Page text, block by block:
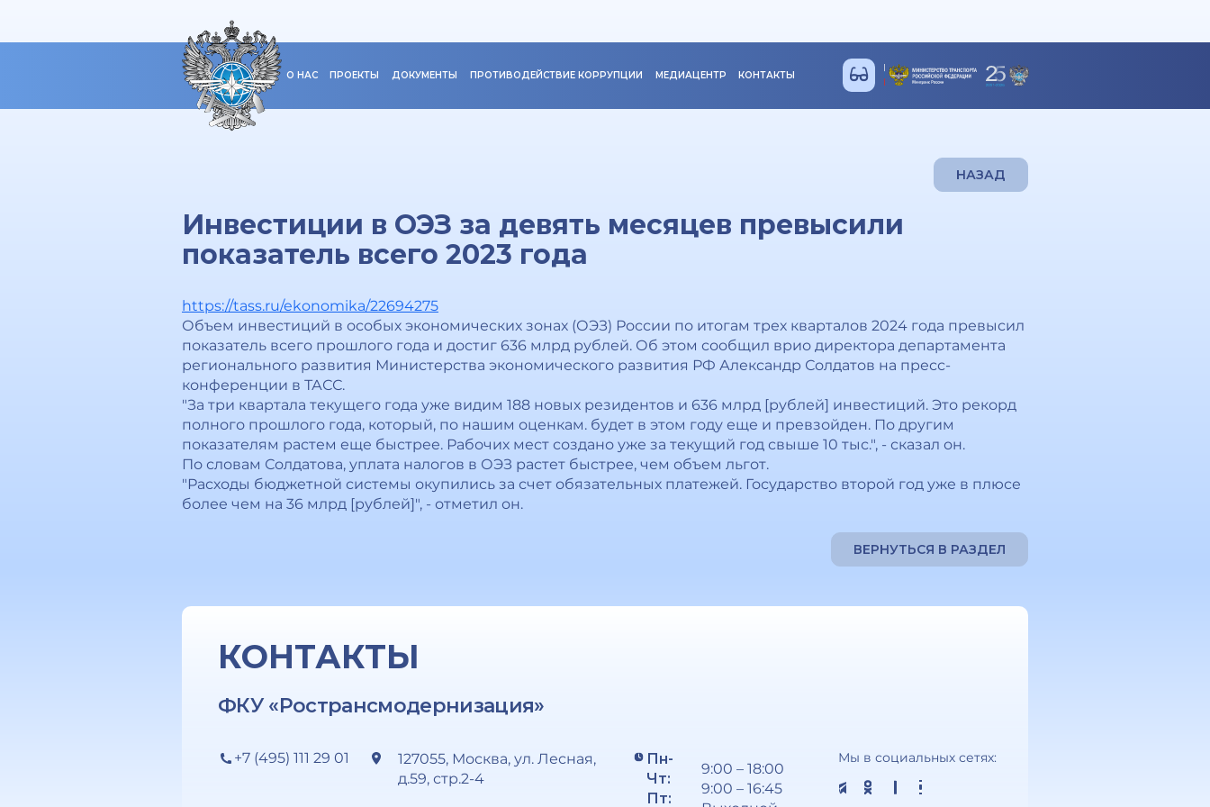
О НАС ПРОЕКТЫ ДОКУМЕНТЫ ПРОТИВОДЕЙСТВИЕ КОРРУПЦИИ МЕДИАЦЕНТР КОНТАКТЫ
НАЗАД
Инвестиции в ОЭЗ за девять месяцев превысили
показатель всего 2023 года
https://tass.ru/ekonomika/22694275
Объем инвестиций в особых экономических зонах (ОЭЗ) России по итогам трех кварталов 2024 года превысил
показатель всего прошлого года и достиг 636 млрд рублей. Об этом сообщил врио директора департамента
регионального развития Министерства экономического развития РФ Александр Солдатов на пресс-
конференции в ТАСС.
"За три квартала текущего года уже видим 188 новых резидентов и 636 млрд [рублей] инвестиций. Это рекорд
полного прошлого года, который, по нашим оценкам. будет в этом году еще и превзойден. По другим
показателям растем еще быстрее. Рабочих мест создано уже за текущий год свыше 10 тыс.", - сказал он.
По словам Солдатова, уплата налогов в ОЭЗ растет быстрее, чем объем льгот.
"Расходы бюджетной системы окупились за счет обязательных платежей. Государство второй год уже в плюсе
более чем на 36 млрд [рублей]", - отметил он.
ВЕРНУТЬСЯ В РАЗДЕЛ
КОНТАКТЫ
ФКУ «Ространсмодернизация»
+7 (495) 111 29 01
127055, Москва, ул. Лесная,
д.59, стр.2-4
Пн-
Чт:
Пт:
9:00 – 18:00
9:00 – 16:45
Мы в социальных сетях: